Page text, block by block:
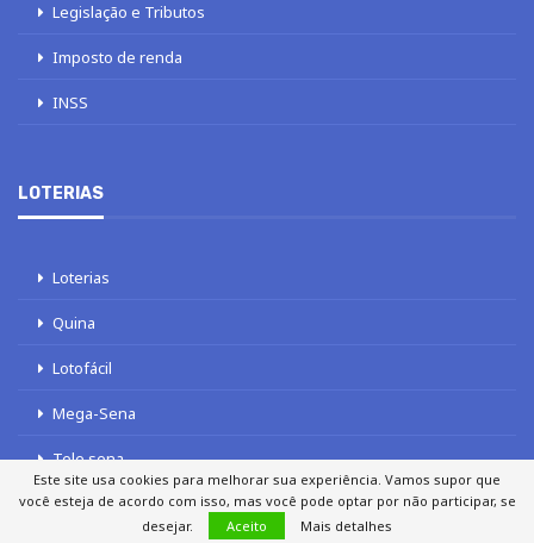
Legislação e Tributos
Imposto de renda
INSS
LOTERIAS
Loterias
Quina
Lotofácil
Mega-Sena
Tele sena
Este site usa cookies para melhorar sua experiência. Vamos supor que
você esteja de acordo com isso, mas você pode optar por não participar, se
desejar.
Aceito Mais detalhes